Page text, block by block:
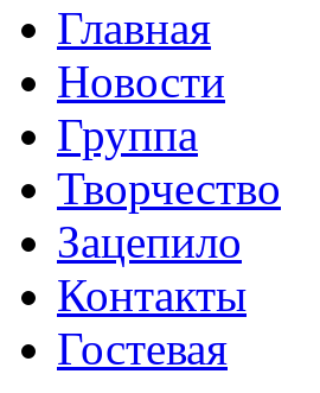
Главная
Новости
Группа
Творчество
Зацепило
Контакты
Гостевая